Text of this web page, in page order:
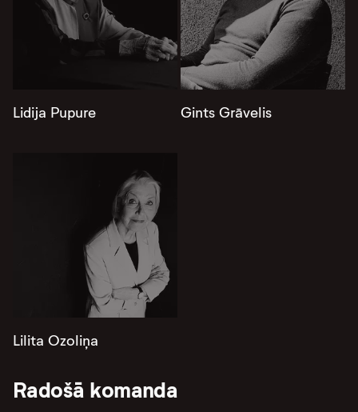
Lidija Pupure Gints Grāvelis
Lilita Ozoliņa
Radošā komanda